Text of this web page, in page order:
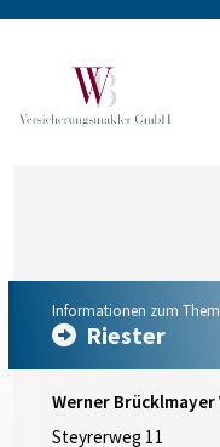
Informationen zum
Riester
Werner
Steyrerweg 11